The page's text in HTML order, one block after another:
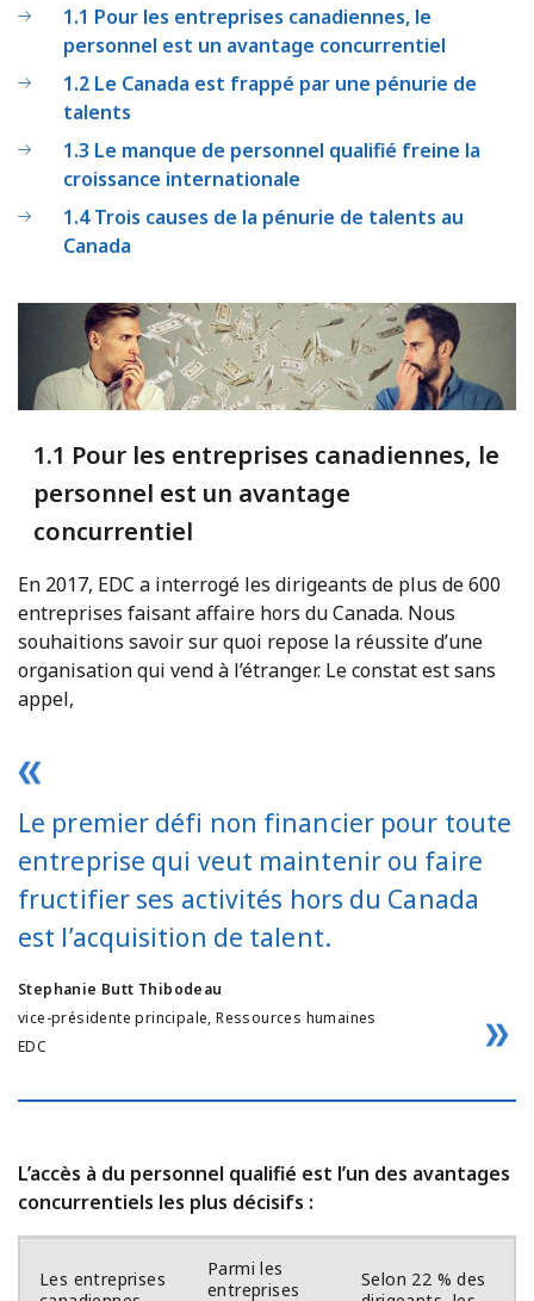
1.1 Pour les entreprises canadiennes, le
personnel est un avantage concurrentiel
1.2 Le Canada est frappé par une pénurie de
talents
1.3 Le manque de personnel qualifié freine la
croissance internationale
1.4 Trois causes de la pénurie de talents au
Canada
1.1 Pour les entreprises canadiennes, le
personnel est un avantage
concurrentiel
En 2017, EDC a interrogé les dirigeants de plus de 600
entreprises faisant affaire hors du Canada. Nous
souhaitions savoir sur quoi repose la réussite d’une
organisation qui vend à l’étranger. Le constat est sans
appel,
Le premier défi non financier pour toute
entreprise qui veut maintenir ou faire
fructifier ses activités hors du Canada
est l’acquisition de talent.
Stephanie Butt Thibodeau
vice-présidente principale, Ressources humaines
EDC
L’accès à du personnel qualifié est l’un des avantages
concurrentiels les plus décisifs :
Les entreprises
Parmi les
entreprises
Selon 22 % des